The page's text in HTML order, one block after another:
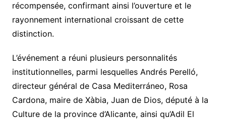
récompensée, confirmant ainsi l’ouverture et le
rayonnement international croissant de cette
distinction.
L’événement a réuni plusieurs personnalités
institutionnelles, parmi lesquelles Andrés Perelló,
directeur général de Casa Mediterráneo, Rosa
Cardona, maire de Xàbia, Juan de Dios, député à la
Culture de la province d’Alicante, ainsi qu’Adil El